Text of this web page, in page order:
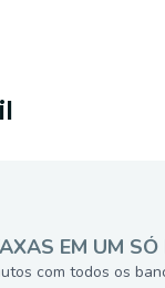
EM UM SÓ
com todos os